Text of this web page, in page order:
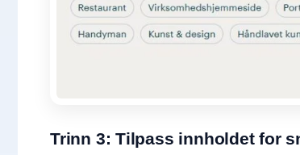
Trinn 3: Tilpass innholdet for